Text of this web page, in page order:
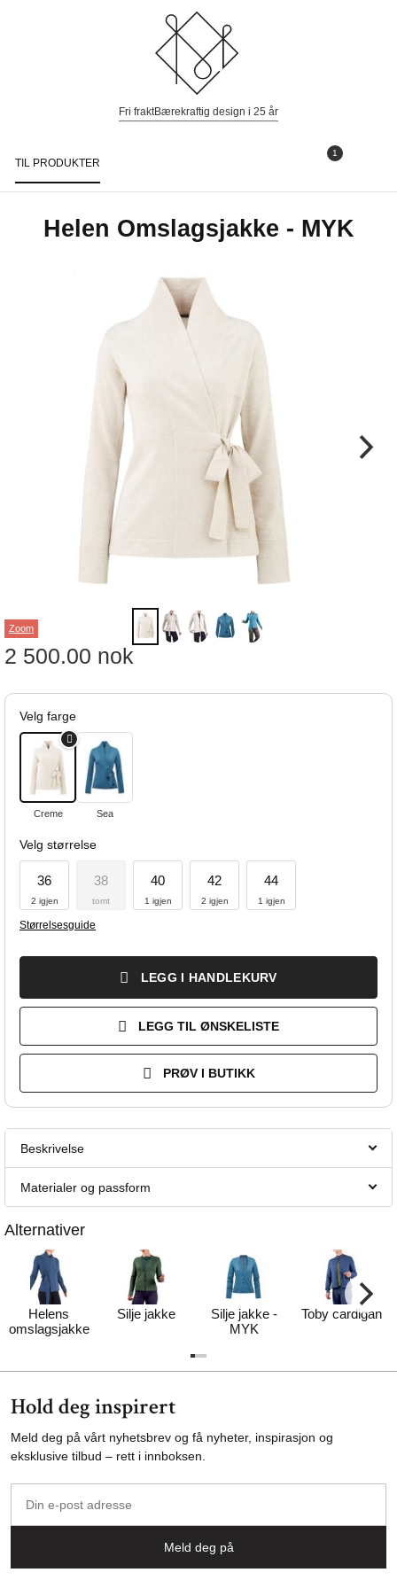
Fri fraktBærekraftig design i 25 år
1
TIL PRODUKTER
Helen Omslagsjakke - MYK
Zoom
2 500.00 nok
Velg farge
Creme Sea
Velg størrelse
36
2 igjen
38
tomt
40
1 igjen
42
2 igjen
44
1 igjen
Størrelsesguide
LEGG I HANDLEKURV
LEGG TIL ØNSKELISTE
PRØV I BUTIKK
Beskrivelse
Materialer og passform
Alternativer
Helens
omslagsjakke
Silje jakke
Silje jakke -
MYK
Toby cardigan
Hold deg inspirert
Meld deg på vårt nyhetsbrev og få nyheter, inspirasjon og
eksklusive tilbud – rett i innboksen.
post
Meld deg på